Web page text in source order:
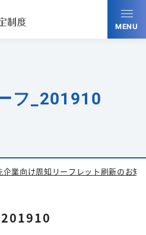
MENU
フ_201910
企業向け周知リーフレット刷新のお知